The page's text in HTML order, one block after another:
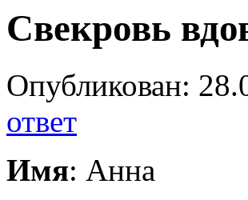
Свекровь
Опубликован:
ответ
Имя: Анна